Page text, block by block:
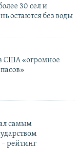
30 сел и
остаются без воды
США «огромное
самым
рейтинг